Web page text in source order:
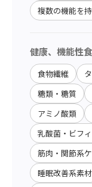
複数の機能を
健康、機能性
食物繊維
糖類・糖質
アミノ酸類
乳酸菌・ビフ
筋肉・関節系
睡眠改善系素材